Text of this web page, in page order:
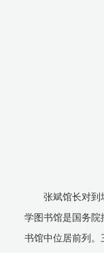
张斌馆长对到
学图书馆是国务院
书馆中位居前列。